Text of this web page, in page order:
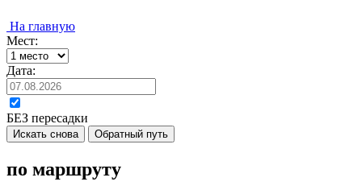
На главную
Мест:
Дата:
БЕЗ пересадки
Искать снова Обратный путь
по маршруту